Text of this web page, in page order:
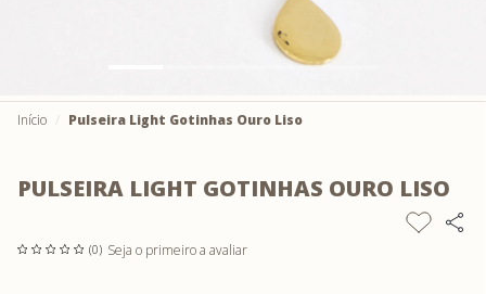
Início Pulseira Light Gotinhas Ouro Liso
PULSEIRA LIGHT GOTINHAS OURO LISO
(0) Seja o primeiro a avaliar